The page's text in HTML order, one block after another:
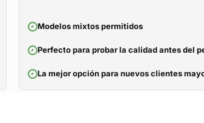
Modelos mixtos permitidos
Perfecto para probar la calidad antes del
La mejor opción para nuevos clientes